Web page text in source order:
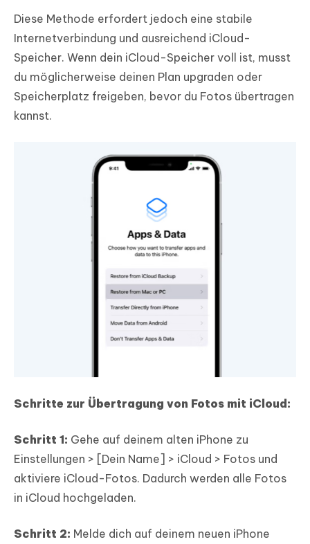
Diese Methode erfordert jedoch eine stabile
Internetverbindung und ausreichend iCloud-
Speicher. Wenn dein iCloud-Speicher voll ist, musst
du möglicherweise deinen Plan upgraden oder
Speicherplatz freigeben, bevor du Fotos übertragen
kannst.
Schritte zur Übertragung von Fotos mit iCloud:
Schritt 1: Gehe auf deinem alten iPhone zu
Einstellungen > [Dein Name] > iCloud > Fotos und
aktiviere iCloud-Fotos. Dadurch werden alle Fotos
in iCloud hochgeladen.
Schritt 2: Melde dich auf deinem neuen iPhone